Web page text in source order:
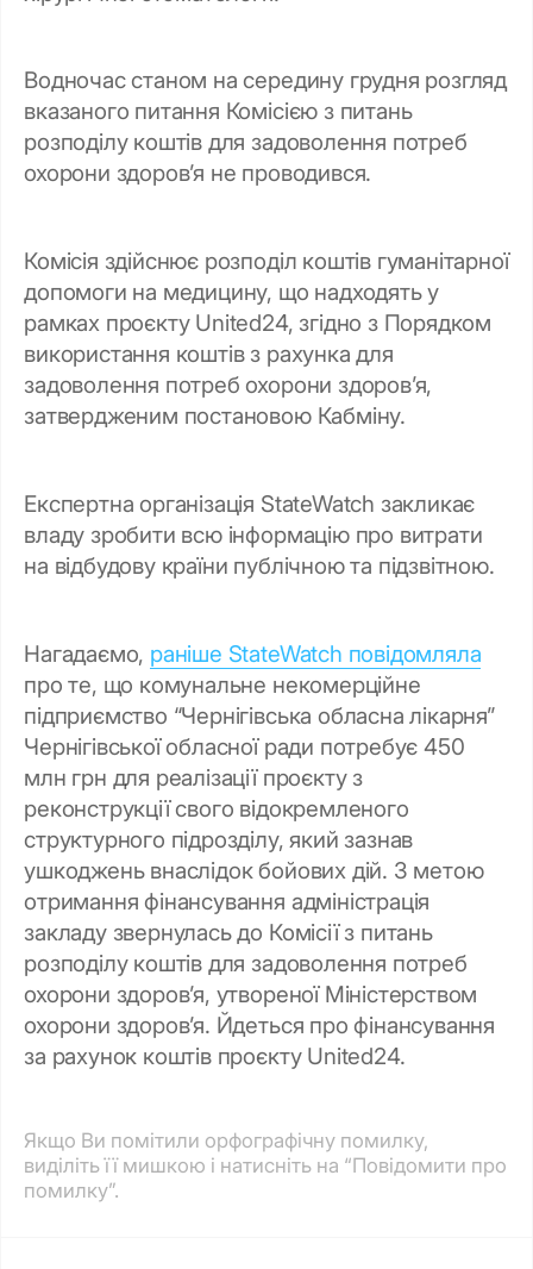
Водночас станом на середину грудня розгляд
вказаного питання Комісією з питань
розподілу коштів для задоволення потреб
охорони здоров’я не проводився.
Комісія здійснює розподіл коштів гуманітарної
допомоги на медицину, що надходять у
рамках проєкту United24, згідно з Порядком
використання коштів з рахунка для
задоволення потреб охорони здоров’я,
затвердженим постановою Кабміну.
Експертна організація StateWatch закликає
владу зробити всю інформацію про витрати
на відбудову країни публічною та підзвітною.
Нагадаємо, раніше StateWatch повідомляла
про те, що комунальне некомерційне
підприємство “Чернігівська обласна лікарня”
Чернігівської обласної ради потребує 450
млн грн для реалізації проєкту з
реконструкції свого відокремленого
структурного підрозділу, який зазнав
ушкоджень внаслідок бойових дій. З метою
отримання фінансування адміністрація
закладу звернулась до Комісії з питань
розподілу коштів для задоволення потреб
охорони здоров’я, утвореної Міністерством
охорони здоров’я. Йдеться про фінансування
за рахунок коштів проєкту United24.
Якщо Ви помітили орфографічну помилку,
виділіть її мишкою і натисніть на “Повідомити про
помилку”.